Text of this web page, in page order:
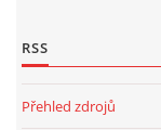
RSS
Přehled zdrojů